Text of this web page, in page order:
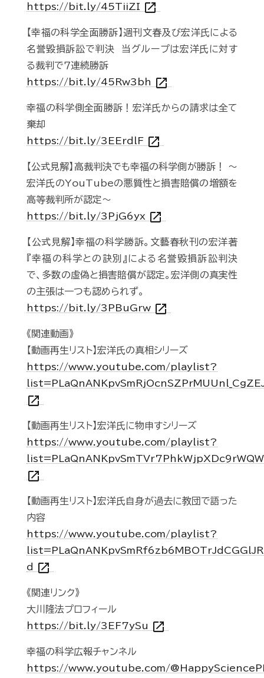
https://bit.ly/45TiiZI open_in_new
【幸福の科学全面勝訴】週刊文春及び宏洋氏による
名誉毀損訴訟で判決 当グループは宏洋氏に対す
る裁判で７連続勝訴
https://bit.ly/45Rw3bh open_in_new
幸福の科学側全面勝訴！宏洋氏からの請求は全て
棄却
https://bit.ly/3EErdlF open_in_new
【公式見解】高裁判決でも幸福の科学側が勝訴！ ～
宏洋氏のYouTubeの悪質性と損害賠償の増額を
高等裁判所が認定～
https://bit.ly/3PjG6yx open_in_new
【公式見解】幸福の科学勝訴。文藝春秋刊の宏洋著
『幸福の科学との訣別』による名誉毀損訴訟判決
で、多数の虚偽と損害賠償が認定。宏洋側の真実性
の主張は一つも認められず。
https://bit.ly/3PBuGrw open_in_new
《関連動画》
【動画再生リスト】宏洋氏の真相シリーズ
https://www.youtube.com/playlist?
open_in_new
【動画再生リスト】宏洋氏に物申すシリーズ
https://www.youtube.com/playlist?
open_in_new
【動画再生リスト】宏洋氏自身が過去に教団で語った
内容
https://www.youtube.com/playlist?
d open_in_new
《関連リンク》
大川隆法プロフィール
https://bit.ly/3EF7ySu open_in_new
幸福の科学広報チャンネル
https://www.youtube.com/